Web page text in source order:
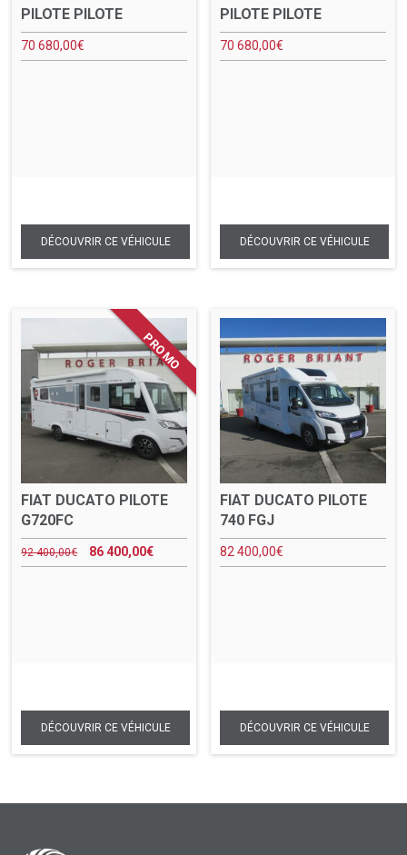
PILOTE PILOTE
70 680,00€
PILOTE PILOTE
70 680,00€
FIAT DUCATO PILOTE
G720FC
92 400,00€ 86 400,00€
FIAT DUCATO PILOTE
740 FGJ
82 400,00€